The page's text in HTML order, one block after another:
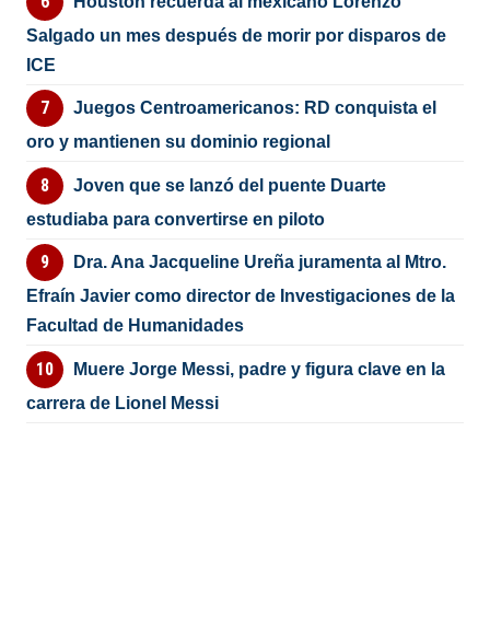
Salgado un mes después de morir por disparos de
ICE
Juegos Centroamericanos: RD conquista el
oro y mantienen su dominio regional
Joven que se lanzó del puente Duarte
estudiaba para convertirse en piloto
Dra. Ana Jacqueline Ureña juramenta al Mtro.
Efraín Javier como director de Investigaciones de la
Facultad de Humanidades
Muere Jorge Messi, padre y figura clave en la
carrera de Lionel Messi